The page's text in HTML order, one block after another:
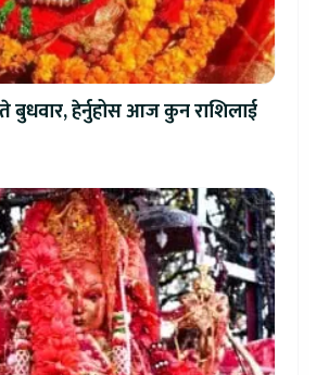
बुधवार, हेर्नुहोस आज कुन राशिलाई